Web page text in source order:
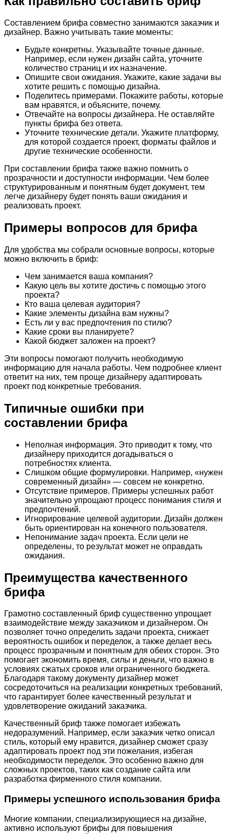
Составлением брифа совместно занимаются заказчик и
дизайнер. Важно учитывать такие моменты:
Будьте конкретны. Указывайте точные данные.
Например, если нужен дизайн сайта, уточните
количество страниц и их назначение.
Опишите свои ожидания. Укажите, какие задачи вы
хотите решить с помощью дизайна.
Поделитесь примерами. Покажите работы, которые
вам нравятся, и объясните, почему.
Отвечайте на вопросы дизайнера. Не оставляйте
пункты брифа без ответа.
Уточните технические детали. Укажите платформу,
для которой создается проект, форматы файлов и
другие технические особенности.
При составлении брифа также важно помнить о
прозрачности и доступности информации. Чем более
структурированным и понятным будет документ, тем
легче дизайнеру будет понять ваши ожидания и
реализовать проект.
Примеры вопросов для брифа
Для удобства мы собрали основные вопросы, которые
можно включить в бриф:
Чем занимается ваша компания?
Какую цель вы хотите достичь с помощью этого
проекта?
Кто ваша целевая аудитория?
Какие элементы дизайна вам нужны?
Есть ли у вас предпочтения по стилю?
Какие сроки вы планируете?
Какой бюджет заложен на проект?
Эти вопросы помогают получить необходимую
информацию для начала работы. Чем подробнее клиент
ответит на них, тем проще дизайнеру адаптировать
проект под конкретные требования.
Типичные ошибки при
составлении брифа
Неполная информация. Это приводит к тому, что
дизайнеру приходится догадываться о
потребностях клиента.
Слишком общие формулировки. Например, «нужен
современный дизайн» — совсем не конкретно.
Отсутствие примеров. Примеры успешных работ
значительно упрощают процесс понимания стиля и
предпочтений.
Игнорирование целевой аудитории. Дизайн должен
быть ориентирован на конечного пользователя.
Непонимание задач проекта. Если цели не
определены, то результат может не оправдать
ожидания.
Преимущества качественного
брифа
Грамотно составленный бриф существенно упрощает
взаимодействие между заказчиком и дизайнером. Он
позволяет точно определить задачи проекта, снижает
вероятность ошибок и переделок, а также делает весь
процесс прозрачным и понятным для обеих сторон. Это
помогает экономить время, силы и деньги, что важно в
условиях сжатых сроков или ограниченного бюджета.
Благодаря такому документу дизайнер может
сосредоточиться на реализации конкретных требований,
что гарантирует более качественный результат и
удовлетворение ожиданий заказчика.
Качественный бриф также помогает избежать
недоразумений. Например, если заказчик четко описал
стиль, который ему нравится, дизайнер сможет сразу
адаптировать проект под эти пожелания, избегая
необходимости переделок. Это особенно важно для
сложных проектов, таких как создание сайта или
разработка фирменного стиля компании.
Примеры успешного использования брифа
Многие компании, специализирующиеся на дизайне,
активно используют брифы для повышения